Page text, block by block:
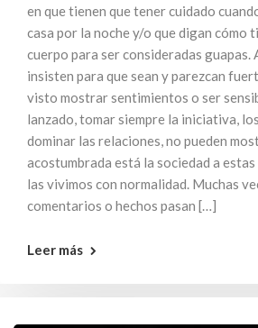
en que tienen que tener cuidado
casa por la noche y/o que digan cómo
cuerpo para ser consideradas guapas.
insisten para que sean y parezcan
visto mostrar sentimientos o ser
lanzado, tomar siempre la iniciativa,
dominar las relaciones, no pueden
acostumbrada está la sociedad a
las vivimos con normalidad. Muchas
comentarios o hechos pasan […]
Leer más